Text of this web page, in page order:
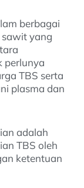
berbagai
yang
perlunya
TBS serta
plasma dan
adalah
TBS oleh
ketentuan